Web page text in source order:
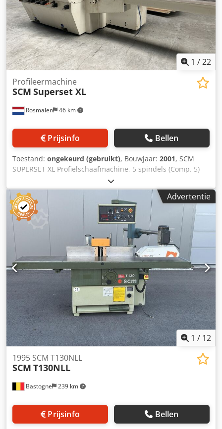
Zwischenverkauf vorbehalten! Keine Garantie auf
gedruckte Daten!) De beste gebruikte
houtbewerkingsmachines uit Nederland.
1 /22
Rosmalen 46 km
Profileermachine
SCM Superset XL
Prijsinfo Bellen
Toestand: ongekeurd (gebruikt), Bouwjaar: 2001, SCM
SUPERSET XL Profielschaafmachine, 5 spindels (Comp. 5)
Beschrijving Aantal spindels: 5 Spindelvolgorde: onder –
rechts – links – boven – onder Lengte invoertafel: 2500 mm
Werkbreedte: 25-260 mm Werkhoogte: 6-180 mm
Voersnelheid: 6-36 m/min Spindelsnelheid: 6.000 toeren
per minuut 400 volt, 50 Hz Dedpjzqc Snsfx Aa Hjkr CE (Alle
wijzigingen, fouten in de technische gegevens, informatie
en prijzen voorbehouden. Beschikbaarheid is afhankelijk
van eerdere verkopen. Geen garantie op gedrukte
gegevens!) (Alle Änderungen und Irrtümer in den
technischen Daten, Angaben und Preisen sowie
Zwischenverkauf vorbehalten! Keine Garantie auf
gedruckte Daten!) De beste gebruikte
houtbewerkingsmachines uit Nederland.
Advertentie
1 / 12
Bastogne 239 km
1995 SCM T130NLL
SCM T130NLL
Prijsinfo Bellen